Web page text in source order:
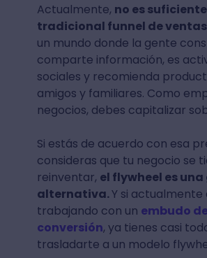
Actualmente, no es
tradicional funnel de ventas
un mundo donde la gente
comparte información, es
sociales y recomienda
amigos y familiares. Como
negocios, debes capitalizar
Si estás de acuerdo con esa
consideras que tu negocio se
reinventar, el flywheel es
alternativa.Y si actualmente
trabajando con un embudo
conversión, ya tienes casi
trasladarte a un modelo